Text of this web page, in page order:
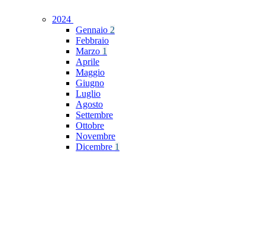
2024
Gennaio 2
Febbraio
Marzo 1
Aprile
Maggio
Giugno
Luglio
Agosto
Settembre
Ottobre
Novembre
Dicembre 1